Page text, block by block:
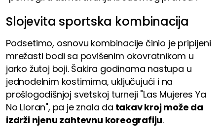
Slojevita sportska kombinacija
Podsetimo, osnovu kombinacije činio je pripijeni
mrežasti bodi sa povišenim okovratnikom u
jarko žutoj boji. Šakira godinama nastupa u
jednodelnim kostimima, uključujući i na
prošlogodišnjoj svetskoj turneji "Las Mujeres Ya
No Lloran", pa je znala da takav kroj može da
izdrži njenu zahtevnu koreografiju.